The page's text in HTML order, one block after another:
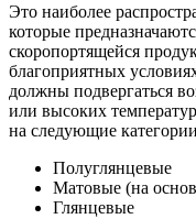
Это наиболее
которые
скоропортящейся
благоприятных
должны подвергаться
или высоких
на следующие
Полуглянцевые
Матовые (на
Глянцевые